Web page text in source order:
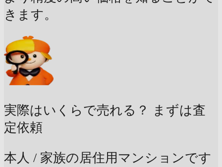
きます。
実際はいくらで売れる？
まずは査
定依頼
本人 / 家族の居住用マンションです